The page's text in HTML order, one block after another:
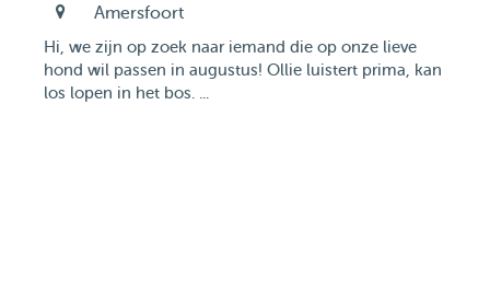
Amersfoort
Hi, we zijn op zoek naar iemand die op onze lieve
hond wil passen in augustus! Ollie luistert prima, kan
los lopen in het bos. ...